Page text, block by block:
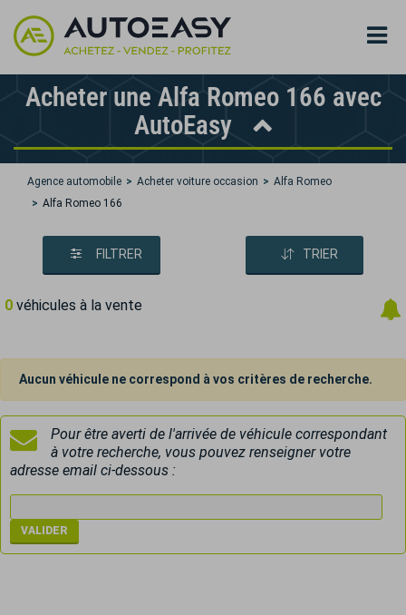
Acheter une Alfa Romeo 166 avec
AutoEasy
Agence automobile Acheter voiture occasion
Alfa Romeo
Alfa Romeo 166
FILTRER TRIER
0 véhicules à la vente
Aucun véhicule ne correspond à vos critères de recherche.
Pour être averti de l'arrivée de véhicule correspondant
à votre recherche, vous pouvez renseigner votre
adresse email ci-dessous :